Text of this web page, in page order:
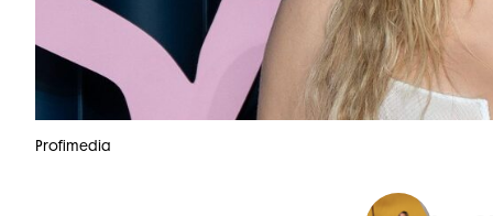
Profimedia